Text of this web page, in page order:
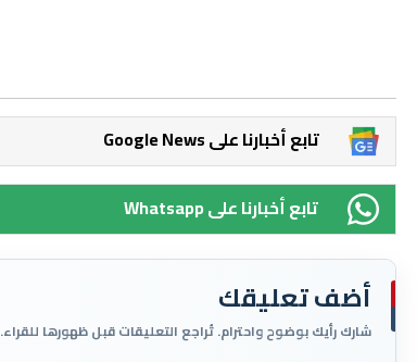
Google News تابع أخبارنا على
Whatsapp تابع أخبارنا على
أضف تعليقك
شارك رأيك بوضوح واحترام. تُراجع التعليقات قبل ظهورها للقراء.